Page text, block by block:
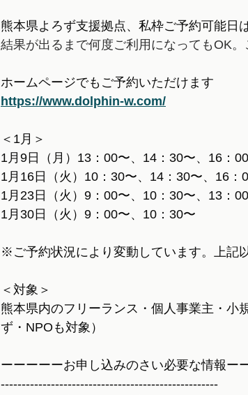
熊本県よろず支援拠点、私枠ご予約可能日
結果が出るまで何度ご利用になってもOK。
ホームページでもご予約いただけます
https://www.dolphin-w.com/
＜1月＞
1月9日（月）13：00〜、14：30〜、16：
1月16日（火）10：30〜、14：30〜、16：
1月23日（火）9：00〜、10：30〜、13：
1月30日（火）9：00〜、10：30〜
※ご予約状況により変動しています。上記
＜対象＞
熊本県内のフリーランス・個人事業主・小
ず・NPOも対象）
ーーーーーお申し込みのさい必要な情報ー
----------------------------------------------------